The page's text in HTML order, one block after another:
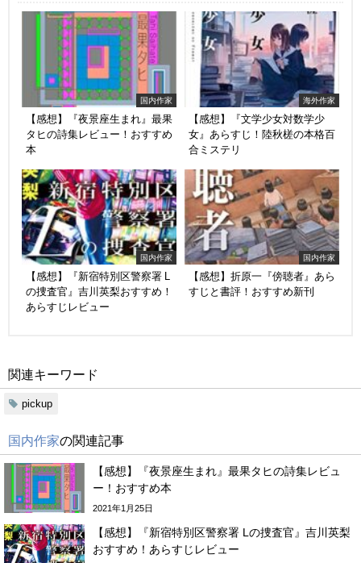
国内作家
【感想】『夜景座生まれ』最果
タヒの詩集レビュー！おすすめ
本
海外作家
【感想】『文学少女対数学少
女』あらすじ！陸秋槎の本格百
合ミステリ
国内作家
【感想】『新宿特別区警察署 L
の捜査官』吉川英梨おすすめ！
あらすじレビュー
国内作家
【感想】折原一『傍聴者』あら
すじと書評！おすすめ新刊
関連キーワード
pickup
国内作家の関連記事
【感想】『夜景座生まれ』最果タヒの詩集レビュ
ー！おすすめ本
2021年1月25日
【感想】『新宿特別区警察署 Lの捜査官』吉川英梨
おすすめ！あらすじレビュー